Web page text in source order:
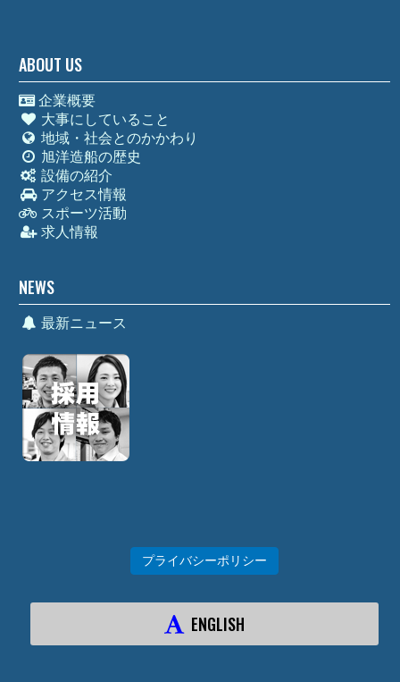
ABOUT US
企業概要
大事にしていること
地域・社会とのかかわり
旭洋造船の歴史
設備の紹介
アクセス情報
スポーツ活動
求人情報
NEWS
最新ニュース
プライバシーポリシー
ENGLISH